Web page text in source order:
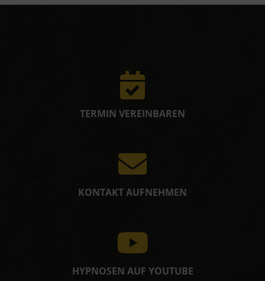
TERMIN VEREINBAREN
KONTAKT AUFNEHMEN
HYPNOSEN AUF YOUTUBE